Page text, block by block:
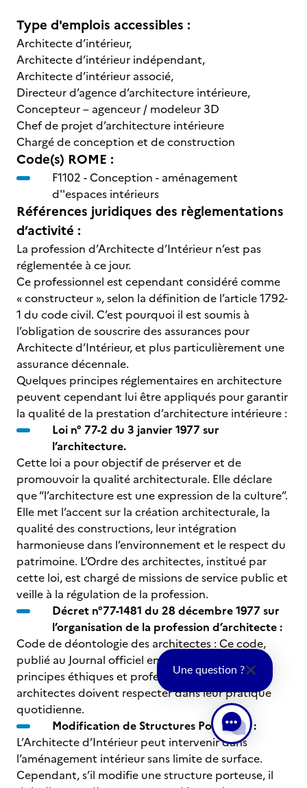
Type d'emplois accessibles :
Architecte d’intérieur,
Architecte d’intérieur indépendant,
Architecte d’intérieur associé,
Directeur d’agence d’architecture intérieure,
Concepteur – agenceur / modeleur 3D
Chef de projet d’architecture intérieure
Chargé de conception et de construction
Code(s) ROME :
F1102 -Conception - aménagement
d''espaces intérieurs
Références juridiques des règlementations
d’activité :
La profession d’Architecte d’Intérieur n’est pas
réglementée à ce jour.
Ce professionnel est cependant considéré comme
« constructeur », selon la définition de l’article 1792-
1 du code civil. C’est pourquoi il est soumis à
l’obligation de souscrire des assurances pour
Architecte d’Intérieur, et plus particulièrement une
assurance décennale.
Quelques principes réglementaires en architecture
peuvent cependant lui être appliqués pour garantir
la qualité de la prestation d’architecture intérieure :
Loi n° 77-2 du 3 janvier 1977 sur
l’architecture.
Cette loi a pour objectif de préserver et de
promouvoir la qualité architecturale. Elle déclare
que “l’architecture est une expression de la culture”.
Elle met l’accent sur la création architecturale, la
qualité des constructions, leur intégration
harmonieuse dans l’environnement et le respect du
patrimoine. L’Ordre des architectes, institué par
cette loi, est chargé de missions de service public et
veille à la régulation de la profession.
Décret n°77-1481 du 28 décembre 1977 sur
l’organisation de la profession d’architecte :
Code de déontologie des architectes : Ce code,
publié au Journal officiel en 1980, énonce les
principes éthiques et professionnels que les
architectes doivent respecter dans leur pratique
quotidienne.
Modification de Structures Porteuses :
L’Architecte d’Intérieur peut intervenir dans
l’aménagement intérieur sans limite de surface.
Cependant, s’il modifie une structure porteuse, il
Une question ?